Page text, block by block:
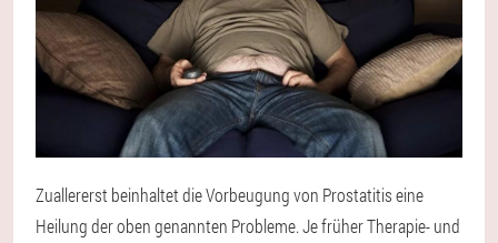
Zuallererst beinhaltet die Vorbeugung von Prostatitis eine
Heilung der oben genannten Probleme. Je früher Therapie- und